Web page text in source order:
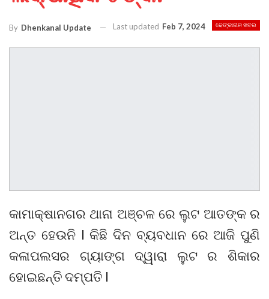
ଢେଙ୍କାନାଳ ଖବର
By Dhenkanal Update Last updated Feb 7, 2024
କାମାକ୍ଷାନଗର ଥାନା ଅଞ୍ଚଳ ରେ ଲୁଟ ଆତଙ୍କ ର
ଅନ୍ତ ହେଉନି l କିଛି ଦିନ ବ୍ୟବଧାନ ରେ ଆଜି ପୁଣି
କଳାପଲସର ଗ୍ୟାଙ୍ଗ ଦ୍ୱାରା ଲୁଟ ର ଶିକାର
ହୋଇଛନ୍ତି ଦମ୍ପତି l